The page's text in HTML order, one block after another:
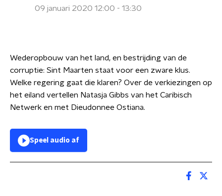
09 januari 2020 12:00 - 13:30
Wederopbouw van het land, en bestrijding van de
corruptie: Sint Maarten staat voor een zware klus.
Welke regering gaat die klaren? Over de verkiezingen op
het eiland vertellen Natasja Gibbs van het Caribisch
Netwerk en met Dieudonnee Ostiana.
Speel audio af